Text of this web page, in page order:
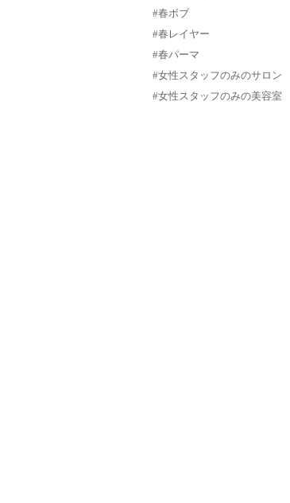
#春ボブ
#春レイヤー
#春パーマ
#女性スタッフのみのサロン
#女性スタッフのみの美容室